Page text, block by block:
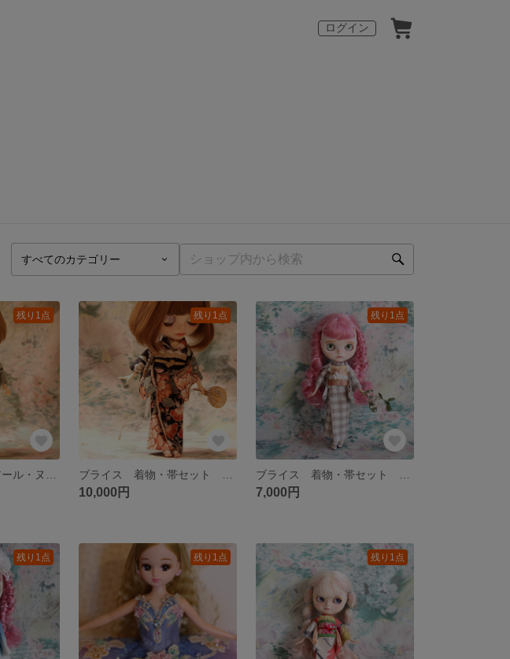
ログイン
残り1点 残り1点
10,000円
残り1点
7,000円
残り1点 残り1点 残り1点